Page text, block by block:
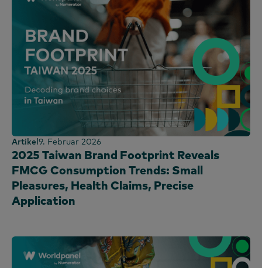
Artikel 9. Februar 2026
2025 Taiwan Brand Footprint Reveals
FMCG Consumption Trends: Small
Pleasures, Health Claims, Precise
Application